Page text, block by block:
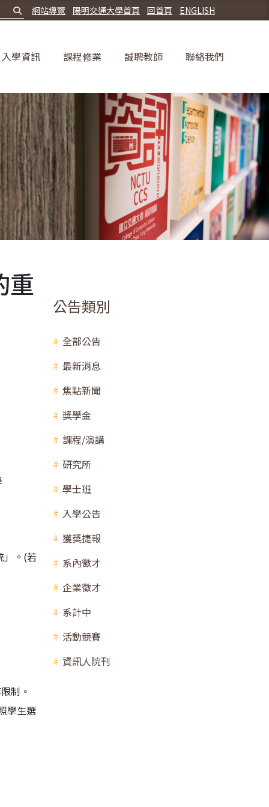
ENGLISH
回首頁
陽明交通大學首頁
網站導覽
入學資訊 課程修業 誠聘教師 聯絡我們
重
」。(若
制。
學生選
公告類別
全部公告
最新消息
焦點新聞
獎學金
課程/演講
研究所
學士班
入學公告
獲獎捷報
系內徵才
企業徵才
系計中
活動競賽
資訊人院刊